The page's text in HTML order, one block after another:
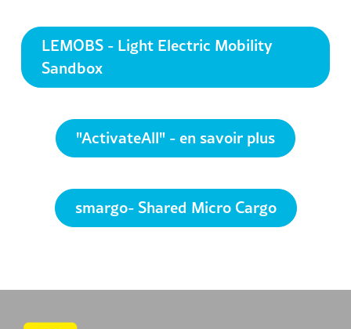
LEMOBS - Light Electric Mobility
Sandbox
"ActivateAll" - en savoir plus
smargo- Shared Micro Cargo